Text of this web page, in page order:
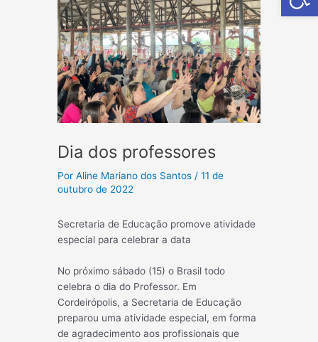
Dia dos professores
PorAline Mariano dos Santos/11 de
outubro de 2022
Secretaria de Educação promove atividade
especial para celebrar a data
No próximo sábado (15) o Brasil todo
celebra o dia do Professor. Em
Cordeirópolis, a Secretaria de Educação
preparou uma atividade especial, em forma
de agradecimento aos profissionais que